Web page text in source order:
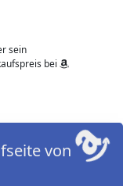
sein
bei
von